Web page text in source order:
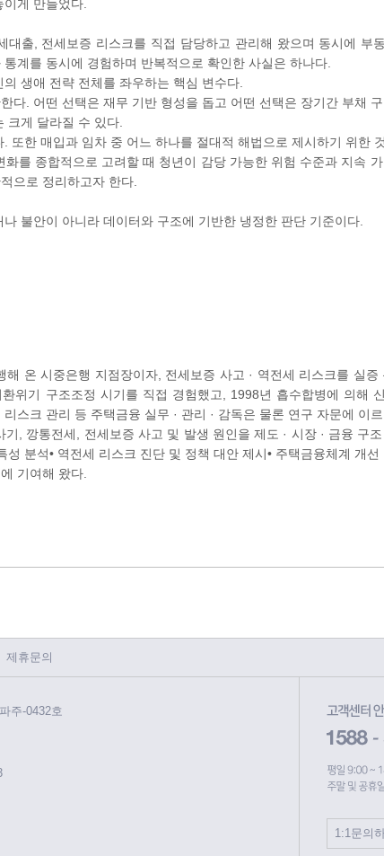
게 만들었다.
출, 전세보증 리스크를 직접 담당하고 관리해 왔으며 동시에 부
계를 동시에 경험하며 반복적으로 확인한 사실은 하나다.
생애 전략 전체를 좌우하는 핵심 변수다.
다. 어떤 선택은 재무 기반 형성을 돕고 어떤 선택은 장기간 부채
크게 달라질 수 있다.
또한 매입과 임차 중 어느 하나를 절대적 해법으로 제시하기 위한
를 종합적으로 고려할 때 청년이 감당 가능한 위험 수준과 지속
으로 정리하고자 한다.
불안이 아니라 데이터와 구조에 기반한 냉정한 판단 기준이다.
온 시중은행 지점장이자, 전세보증 사고 · 역전세 리스크를 실증
위기 구조조정 시기를 직접 경험했고, 1998년 흡수합병에 의해
스크 관리 등 주택금융 실무 · 관리 · 감독은 물론 연구 자문에 이
, 깡통전세, 전세보증 사고 및 발생 원인을 제도 · 시장 · 금융 구
분석• 역전세 리스크 진단 및 정책 대안 제시• 주택금융체계 개
기여해 왔다.
제휴문의
주-0432호
1:1문의하